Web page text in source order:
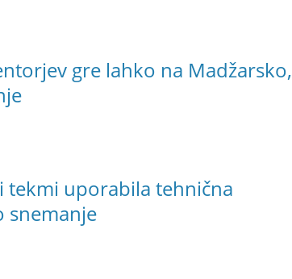
gre lahko na Madžarsko,
tekmi uporabila tehnična
snemanje